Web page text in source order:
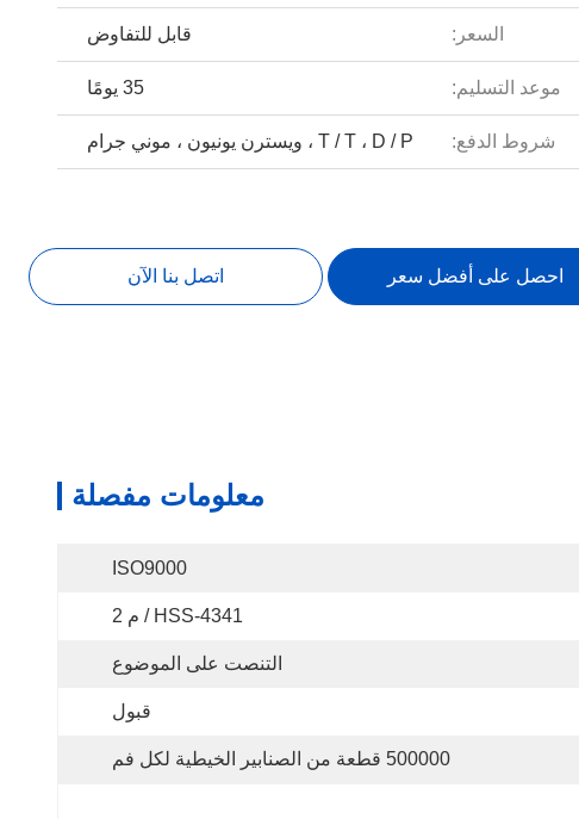
السعر: قابل للتفاوض
موعد التسليم: 35 يومًا
شروط الدفع: T / T ، D / P ، ويسترن يونيون ، موني جرام
احصل على أفضل سعر اتصل بنا الآن
معلومات مفصلة
ISO9000
HSS-4341 / م 2
التنصت على الموضوع
قبول
500000 قطعة من الصنابير الخيطية لكل فم